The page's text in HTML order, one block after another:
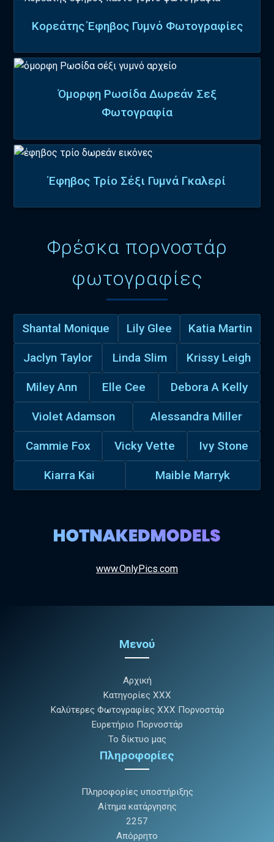
Κορεάτης Έφηβος Γυμνό Φωτογραφίες
Όμορφη Ρωσίδα Δωρεάν Σεξ
Φωτογραφία
Έφηβος Τρίο Σέξι Γυμνά Γκαλερί
Φρέσκα πορνοστάρ
φωτογραφίες
Shantal Monique Lily Glee Katia Martin
Jaclyn Taylor Linda Slim Krissy Leigh
Miley Ann Elle Cee Debora A Kelly
Violet Adamson Alessandra Miller
Cammie Fox Vicky Vette Ivy Stone
Kiarra Kai Maible Marryk
www.OnlyPics.com
Μενού
Αρχική
Κατηγορίες XXX
Καλύτερες Φωτογραφίες XXX Πορνοστάρ
Ευρετήριο Πορνοστάρ
Το δίκτυο μας
Πληροφορίες
Πληροφορίες υποστήριξης
Αίτημα κατάργησης
2257
Απόρρητο